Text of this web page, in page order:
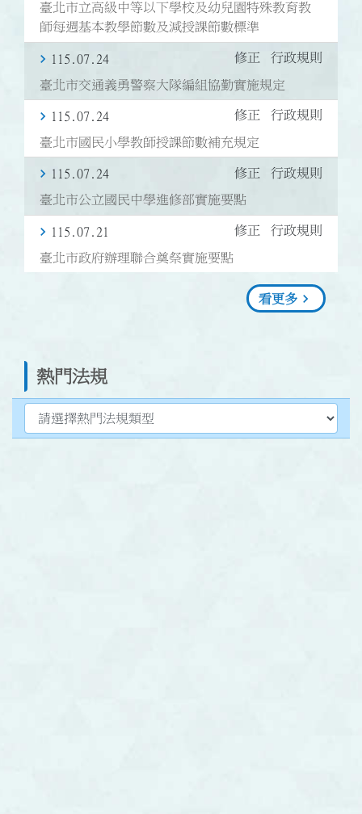
臺北市立高級中等以下學校及幼兒園特殊教育教
師每週基本教學節數及減授課節數標準
115.07.24 修正 行政規則
臺北市交通義勇警察大隊編組協勤實施規定
115.07.24 修正 行政規則
臺北市國民小學教師授課節數補充規定
115.07.24 修正 行政規則
臺北市公立國民中學進修部實施要點
115.07.21 修正 行政規則
臺北市政府辦理聯合奠祭實施要點
看更多
熱門法規
選擇熱門法規類型